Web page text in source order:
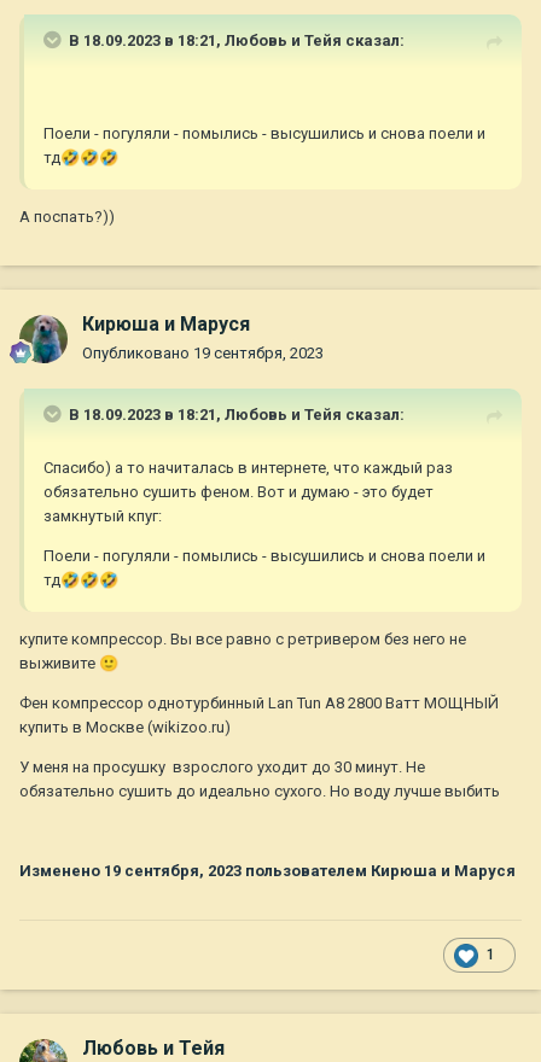
В 18.09.2023 в 18:21, Любовь и Тейя сказал:
Поели - погуляли - помылись - высушились и снова поели и
тд🤣🤣🤣
А поспать?))
Кирюша и Маруся
Опубликовано 19 сентября, 2023
В 18.09.2023 в 18:21, Любовь и Тейя сказал:
Спасибо) а то начиталась в интернете, что каждый раз
обязательно сушить феном. Вот и думаю - это будет
замкнутый кпуг:
Поели - погуляли - помылись - высушились и снова поели и
тд🤣🤣🤣
купите компрессор. Вы все равно с ретривером без него не
выживите 🙂
Фен компрессор однотурбинный Lan Tun A8 2800 Ватт МОЩНЫЙ
купить в Москве (wikizoo.ru)
У меня на просушку взрослого уходит до 30 минут. Не
обязательно сушить до идеально сухого. Но воду лучше выбить
Изменено 19 сентября, 2023 пользователем Кирюша и Маруся
1
Любовь и Тейя